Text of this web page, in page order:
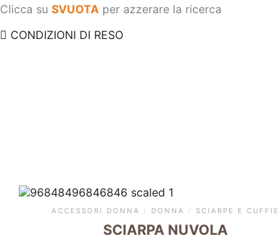
Clicca su SVUOTA per azzerare la ricerca
CONDIZIONI DI RESO
ACCESSORI DONNA / DONNA / SCIARPE E CUFFIE
SCIARPA NUVOLA